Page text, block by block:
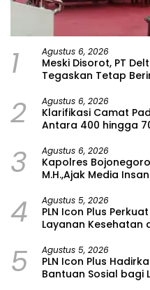
1 Agustus 6, 2026
Meski Disorot, PT
Tegaskan Tetap
2 Agustus 6, 2026
Klarifikasi Camat
Antara 400 hingga
3 Agustus 6, 2026
Kapolres Bojonegoro
M.H.,Ajak Media
4 Agustus 5, 2026
PLN Icon Plus
Layanan Kesehatan
5 Agustus 5, 2026
PLN Icon Plus
Bantuan Sosial bagi